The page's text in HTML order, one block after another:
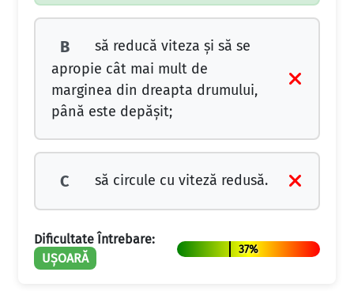
B
să reducă viteza şi să se
apropie cât mai mult de
marginea din dreapta drumului,
până este depăşit;
C să circule cu viteză redusă.
Dificultate Întrebare:
UȘOARĂ
37%